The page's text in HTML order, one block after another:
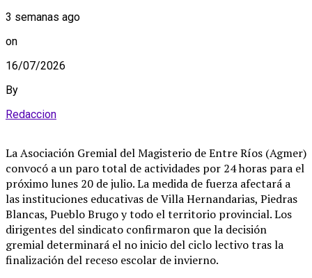
3 semanas ago
on
16/07/2026
By
Redaccion
La Asociación Gremial del Magisterio de Entre Ríos (Agmer)
convocó a un paro total de actividades por 24 horas para el
próximo lunes 20 de julio. La medida de fuerza afectará a
las instituciones educativas de Villa Hernandarias, Piedras
Blancas, Pueblo Brugo y todo el territorio provincial. Los
dirigentes del sindicato confirmaron que la decisión
gremial determinará el no inicio del ciclo lectivo tras la
finalización del receso escolar de invierno.